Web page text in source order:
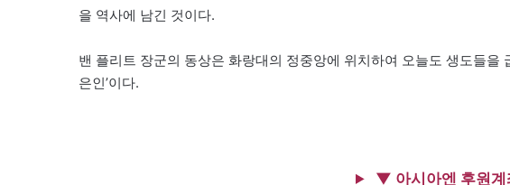
을 역사에 남긴 것이다.
밴 플리트 장군의 동상은 화랑대의 정중앙에 위치하여 오늘도 생도들을
은인’이다.
▼ 아시아엔 후원